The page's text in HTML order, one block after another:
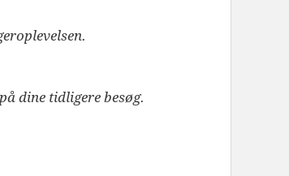
dine tidligere besøg.